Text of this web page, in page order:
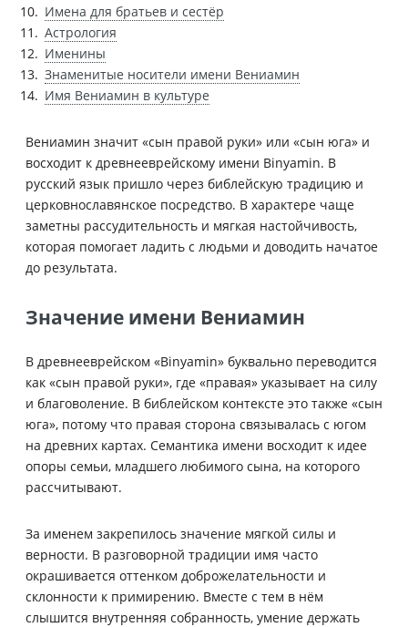
Имена для братьев и сестёр
Астрология
Именины
Знаменитые носители имени Вениамин
Имя Вениамин в культуре
Вениамин значит «сын правой руки» или «сын юга» и
восходит к древнееврейскому имени Binyamin. В
русский язык пришло через библейскую традицию и
церковнославянское посредство. В характере чаще
заметны рассудительность и мягкая настойчивость,
которая помогает ладить с людьми и доводить начатое
до результата.
Значение имени Вениамин
В древнееврейском «Binyamin» буквально переводится
как «сын правой руки», где «правая» указывает на силу
и благоволение. В библейском контексте это также «сын
юга», потому что правая сторона связывалась с югом
на древних картах. Семантика имени восходит к идее
опоры семьи, младшего любимого сына, на которого
рассчитывают.
За именем закрепилось значение мягкой силы и
верности. В разговорной традиции имя часто
окрашивается оттенком доброжелательности и
склонности к примирению. Вместе с тем в нём
слышится внутренняя собранность, умение держать